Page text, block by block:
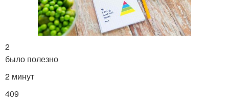
2
было полезно
2 минут
409